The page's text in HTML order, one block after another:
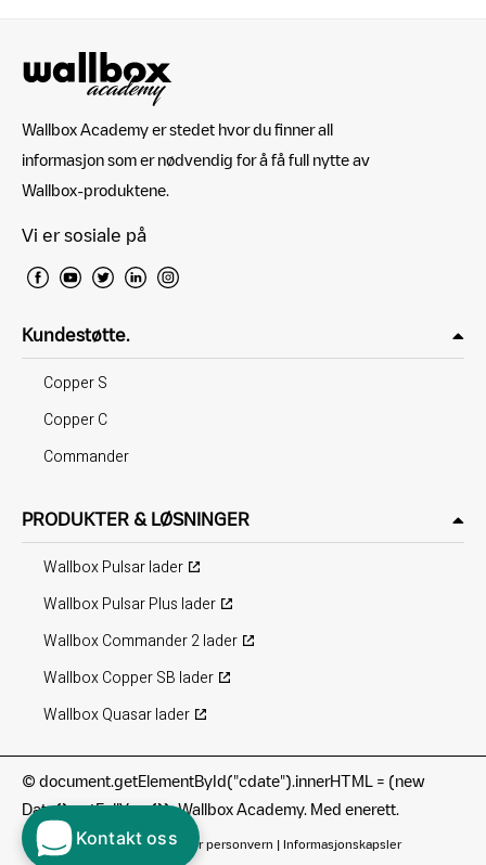
Wallbox Academy er stedet hvor du finner all
informasjon som er nødvendig for å få full nytte av
Wallbox-produktene.
Vi er sosiale på
Kundestøtte.
Copper S
Copper C
Commander
PRODUKTER & LØSNINGER
Wallbox Pulsar lader
Wallbox Pulsar Plus lader
Wallbox Commander 2 lader
Wallbox Copper SB lader
Wallbox Quasar lader
© document.getElementById("cdate").innerHTML = (new
Date().getFullYear()); Wallbox Academy. Med enerett.
Bruksvilkår| Retningslinjer for personvern | Informasjonskapsler
Kontakt oss